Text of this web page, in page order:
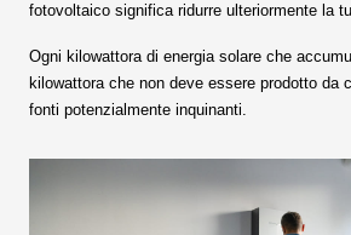
fotovoltaico significa ridurre ulteriormente la
Ogni kilowattora di energia solare che
kilowattora che non deve essere prodotto da
fonti potenzialmente inquinanti.